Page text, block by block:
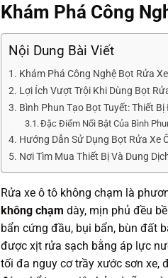
Khám Phá Công
Nội Dung Bài Viết
Khám Phá Công Nghệ Bọt Rửa
Lợi Ích Vượt Trội Khi Dùng Bọt
Bình Phun Tạo Bọt Tuyết: Thiết
Đặc Điểm Nổi Bật Của Bình
Hướng Dẫn Sử Dụng Bọt Rửa Xe
Nơi Tìm Mua Thiết Bị Và Dung
Rửa xe ô tô không chạm là
không chạm dày, mịn phủ đều
bẩn cứng đầu, bụi bẩn, bùn đất
được xịt rửa sạch bằng áp lực
tối đa nguy cơ trầy xước sơn xe,